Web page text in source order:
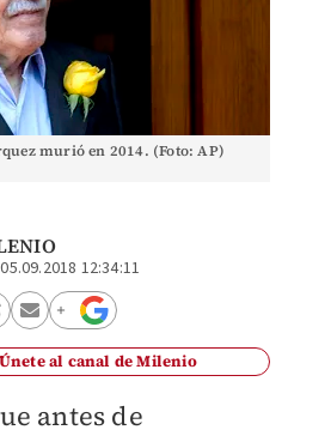
murió en 2014. (Foto: AP)
05.09.2018 12:34:11
Únete al canal de Milenio
antes de